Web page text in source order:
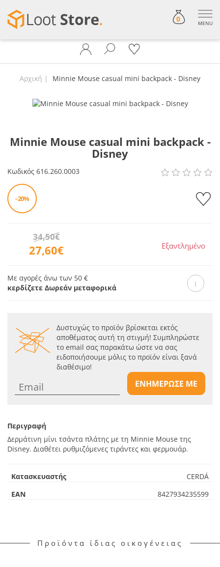
0 MENU
Αρχική Minnie Mouse casual mini backpack - Disney
Minnie Mouse casual mini backpack -
Disney
Κωδικός 616.260.0003
- 20%
27,60€
34,50€
Εξαντλημένο
Με αγορές άνω των 50 €
κερδίζετε Δωρεάν μεταφορικά
Δυστυχώς το προϊόν βρίσκεται εκτός
αποθέματος αυτή τη στιγμή! Συμπληρώστε
το email σας παρακάτω ώστε να σας
ειδοποιήσουμε μόλις το προϊόν είναι ξανά
διαθέσιμο!
ΕΝΗΜΕΡΩΣΕ ΜΕ
Περιγραφή
Δερμάτινη μίνι τσάντα πλάτης με τη Minnie Mouse της
Disney. Διαθέτει ρυθμιζόμενες τιράντες και φερμουάρ.
Κατασκευαστής
CERDÁ
EAN
8427934235599
Προϊόντα ίδιας οικογένειας